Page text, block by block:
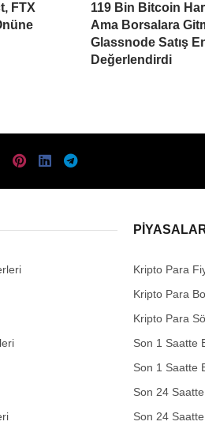
FTX
119 Bin Bitcoin
Ama Borsalara
Glassnode Satış
Değerlendirdi
Kripto Para
Kripto Para
Kripto Para
Son 1 Saatte
Son 1 Saatte
Son 24
Son 24